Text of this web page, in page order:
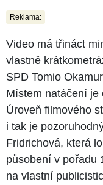
Reklama:
Video má třináct
vlastně
SPD Tomio
Místem natáčení je
Úroveň filmového
i tak je
Fridrichová, která
působení v pořadu
na vlastní